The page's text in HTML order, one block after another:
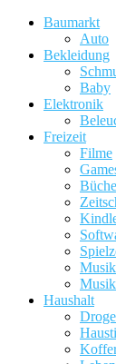
Baumarkt
Auto
Bekleidung
Baby
Elektronik
Freizeit
Filme
Musik
Haushalt